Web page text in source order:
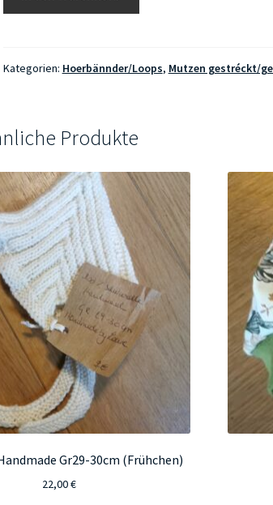
Menge
Kategorien: Hoerbännder/Loops, Mutzen gestréckt/
Produkte
Gr29-30cm (Frühchen)
22,00€